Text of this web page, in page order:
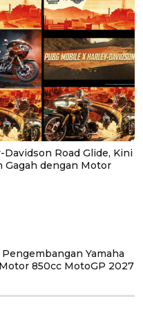
Road Glide, Kini
Gagah dengan Motor
Yamaha
850cc MotoGP 2027